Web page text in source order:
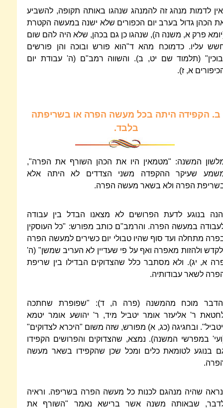
לדמות מנהג זה להמנהג שנהגו באותה תקופה, להשביע
הכהן גדול בערב יום הכפורים שלא ישנה במעשה הקטרת
פרק א, משנה ה), שנהגו כן גם בכהן, שלא היה להם שום
עליו. כדמוכח מהא ד"הוא פורש ובוכה והן פורשים
(תלמוד שם יט, ב). והשווה רמב"ם (ה' עבודת יום
א, ז).
ב. הקפידה היתה בכל מעשה הפרה או בשריפתה
בלבד.
המשנה: "מטמאין היו את הכהן השורף את הפרה",
שעיקר ההקפדה משני הצדדים לא היתה אלא
הפרה ולא בשאר מעשה הפרה.
בנוגע לדעת הפרושים לא מצאנו הבדל בין עבודה
במעשה הפרה. והרמב"ם כותב מפורש: "כל העוסקין
מתחלה ועד סוף שהיו טבולי יום כשירים למעשה הפרה
ולהזות מאפרה ואף על פי שעדיין לא העריב שמשן" (ה'
א, יג). ולא מסתבר כלל שהצדוקים הבדילו בין שריפת
לשאר עבודותיה.
מוכח מהמשנה (פרה ה, ד): "שפופרת שחתכה
ר' אליעזר אומר יטביל מיד, ר' יהושע אומר יטמא
ובחגיגה (כג, א) מפורש, שזה משום "היכרא לצדוקים"
במפרשי המשנה). נמצא, שהצדוקים והפרושים הקפידו
בנוגע לטומאת כלים ומכל שכן שהקפידו בשאר מעשה
שהיה מנהגם לכנות כל מעשה הפרה בשריפה. וראיה
שבאותה משנה אשר ברישא נאמר "השורף את